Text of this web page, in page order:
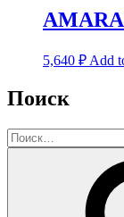
5,640 ₽ Add
Поиск
Искать: